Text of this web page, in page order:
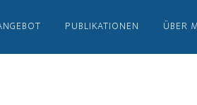
PUBLIKATIONEN ÜBER